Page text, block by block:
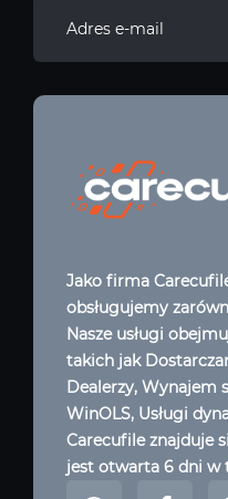
Jako firma
obsługujemy
Nasze usługi
takich jak
Dealerzy, Wynajem
WinOLS, Usługi
Carecufile znajduje
jest otwarta 6 dni w